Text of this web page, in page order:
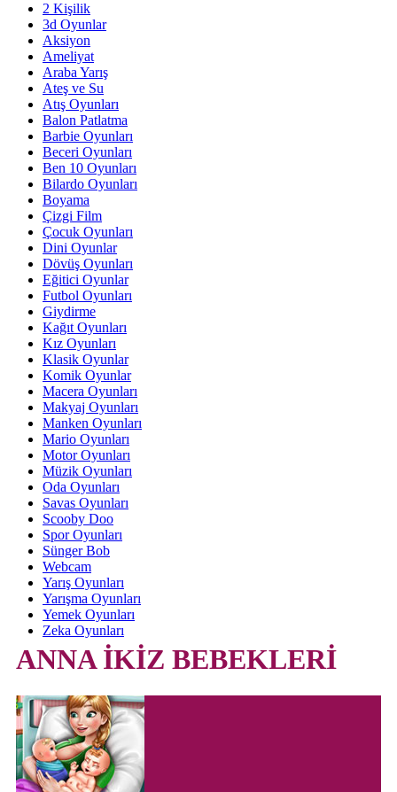
2 Kişilik
3d Oyunlar
Aksiyon
Ameliyat
Araba Yarış
Ateş ve Su
Atış Oyunları
Balon Patlatma
Barbie Oyunları
Beceri Oyunları
Ben 10 Oyunları
Bilardo Oyunları
Boyama
Çizgi Film
Çocuk Oyunları
Dini Oyunlar
Dövüş Oyunları
Eğitici Oyunlar
Futbol Oyunları
Giydirme
Kağıt Oyunları
Kız Oyunları
Klasik Oyunlar
Komik Oyunlar
Macera Oyunları
Makyaj Oyunları
Manken Oyunları
Mario Oyunları
Motor Oyunları
Müzik Oyunları
Oda Oyunları
Savas Oyunları
Scooby Doo
Spor Oyunları
Sünger Bob
Webcam
Yarış Oyunları
Yarışma Oyunları
Yemek Oyunları
Zeka Oyunları
ANNA İKİZ BEBEKLERİ